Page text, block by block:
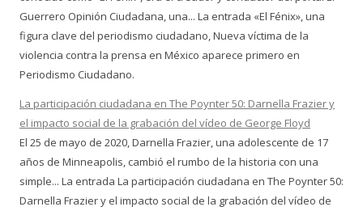
Guerrero Opinión Ciudadana, una... La entrada «El Fénix», una
figura clave del periodismo ciudadano, Nueva víctima de la
violencia contra la prensa en México aparece primero en
Periodismo Ciudadano.
La participación ciudadana en The Poynter 50: Darnella Frazier y
el impacto social de la grabación del vídeo de George Floyd
El 25 de mayo de 2020, Darnella Frazier, una adolescente de 17
años de Minneapolis, cambió el rumbo de la historia con una
simple... La entrada La participación ciudadana en The Poynter 50:
Darnella Frazier y el impacto social de la grabación del vídeo de